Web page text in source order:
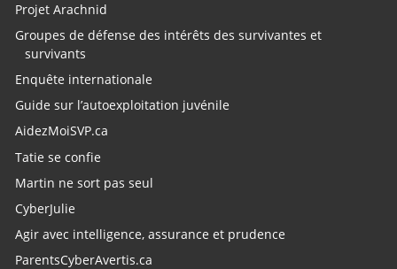
Projet Arachnid
Groupes de défense des intérêts des survivantes et
survivants
Enquête internationale
Guide sur l’autoexploitation juvénile
AidezMoiSVP.ca
Tatie se confie
Martin ne sort pas seul
CyberJulie
Agir avec intelligence, assurance et prudence
ParentsCyberAvertis.ca